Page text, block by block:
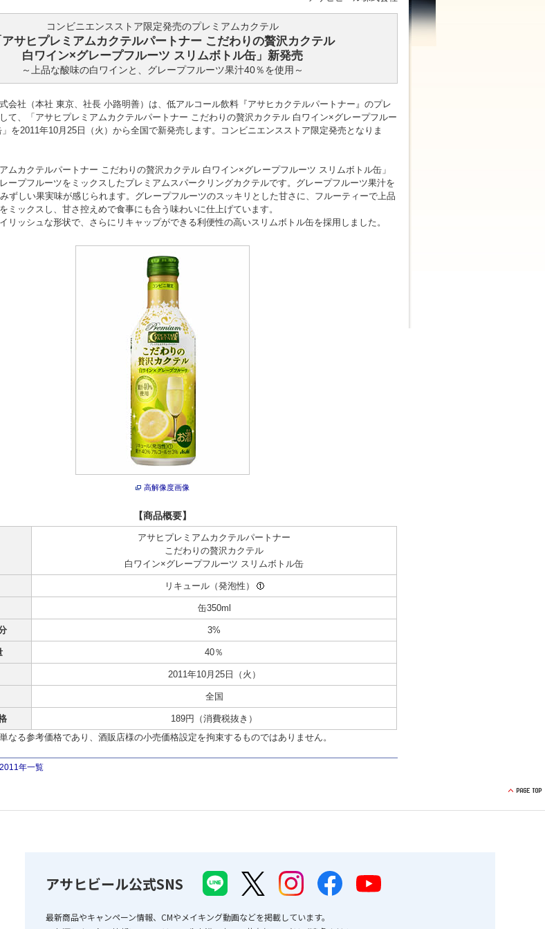
コンビニエンスストア限定発売のプレミアムカクテル
アサヒプレミアムカクテルパートナー こだわりの贅沢カクテル
白ワイン×グレープフルーツ スリムボトル缶」新発売
～上品な酸味の白ワインと、グレープフルーツ果汁40％を使用～
会社（本社 東京、社長 小路明善）は、低アルコール飲料『アサヒカクテルパートナー』のプレ
て、「アサヒプレミアムカクテルパートナー こだわりの贅沢カクテル 白ワイン×グレープフルー
を2011年10月25日（火）から全国で新発売します。コンビニエンスストア限定発売となりま
ムカクテルパートナー こだわりの贅沢カクテル 白ワイン×グレープフルーツ スリムボトル缶」
ープフルーツをミックスしたプレミアムスパークリングカクテルです。グレープフルーツ果汁を
ずしい果実味が感じられます。グレープフルーツのスッキリとした甘さに、フルーティーで上品
ミックスし、甘さ控えめで食事にも合う味わいに仕上げています。
リッシュな形状で、さらにリキャップができる利便性の高いスリムボトル缶を採用しました。
高解像度画像
【商品概要】
アサヒプレミアムカクテルパートナー
こだわりの贅沢カクテル
白ワイン×グレープフルーツ スリムボトル缶
リキュール（発泡性）
缶350ml
3%
40％
2011年10月25日（火）
全国
189円（消費税抜き）
なる参考価格であり、酒販店様の小売価格設定を拘束するものではありません。
年一覧
アサヒビール公式SNS
最新商品やキャンペーン情報、CMやメイキング動画などを掲載しています。